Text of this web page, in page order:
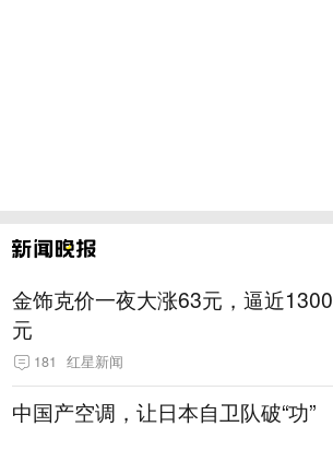
金饰克价一夜大涨63元，逼近1300
元
181 红星新闻
中国产空调，让日本自卫队破“功”